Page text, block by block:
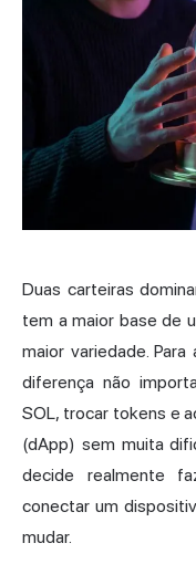
Duas carteiras
tem a maior base de
maior variedade.
diferença não
SOL, trocar tokens e
(dApp) sem muita
decide realmente
conectar um
mudar.